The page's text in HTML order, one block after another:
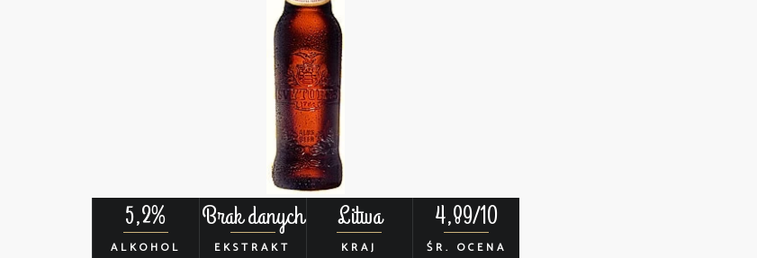
5,2%
ALKOHOL
Brak danych
EKSTRAKT
Litwa
KRAJ
4,89/10
ŚR. OCENA